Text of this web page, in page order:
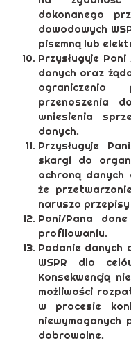
dokonanego
dowodowych
pisemną lub
Przysługuje
danych oraz
przenoszenia
wniesienia
danych.
Przysługuje
skargi do
ochroną danych
że
narusza
Pani/Pana
profilowaniu.
Podanie danych
WSPR dla
Konsekwencją
możliwości
w procesie
niewymaganych
dobrowolne.